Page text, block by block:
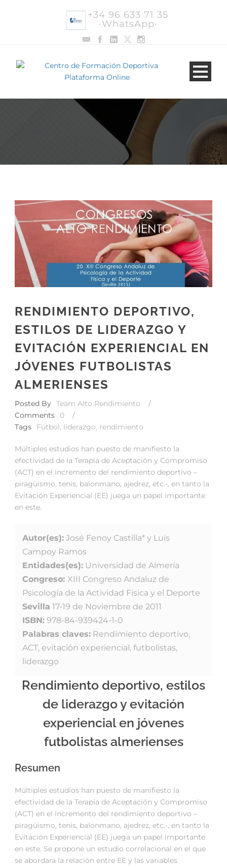
+34 96 633 71 35
·WhatsApp·
RENDIMIENTO DEPORTIVO,
ESTILOS DE LIDERAZGO Y
EVITACIÓN EXPERIENCIAL EN
JÓVENES FUTBOLISTAS
ALMERIENSES
Posted By Team Alto Rendimiento
/
Comments
0
/
Tags
Fútbol, liderazgo, rendimiento
Múltiples estudios han puesto de manifiesto la
efectividad de la Terapia de Aceptación y Compromiso
(ACT) en el incremento del rendimiento deportivo –
piragüismo, tenis, balonmano, ajedrez, etc.-, en tanto la
Evitación Experiencial (EE) juega un papel importante
en este.
Autor(es): José Fenoy Castilla* y Luis
Campoy Ramos
Entidades(es): Universidad de Almería
Congreso: XIII Congreso Andaluz de
Psicología de la Actividad Física y el Deporte
Sevilla 17-19 de Noviembre de 2011
ISBN: 978-84-939424-1-0
Palabras claves: Rendimiento deportivo,
ACT, evitación experiencial, futbolistas,
liderazgo
Rendimiento deportivo, estilos
de liderazgo y evitación
experiencial en jóvenes
futbolistas almerienses
Resumen
Múltiples estudios han puesto de manifiesto la
efectividad de la Terapia de Aceptación y Compromiso
(ACT) en el incremento del rendimiento deportivo –
piragüismo, tenis, balonmano, ajedrez, etc.-, en tanto la
Evitación Experiencial (EE) juega un papel importante
en este. Se propone un estudio correlacional en el que
se abordara la relación entre EE y las variables